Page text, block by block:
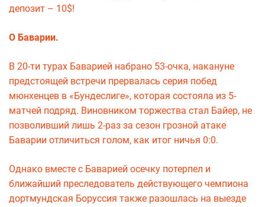
депозит – 10$!
О Баварии.
В 20-ти турах Баварией набрано 53-очка, накануне
предстоящей встречи прервалась серия побед
мюнхенцев в «Бундеслиге», которая состояла из 5-
матчей подряд. Виновником торжества стал Байер, не
позволивший лишь 2-раз за сезон грозной атаке
Баварии отличиться голом, как итог ничья 0:0.
Однако вместе с Баварией осечку потерпел и
ближайший преследователь действующего чемпиона
дортмундская Боруссия также разошлась на выезде